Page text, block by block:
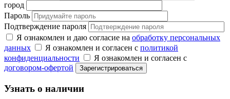
город
Пароль
Подтверждение пароля
Я ознакомлен и даю согласие на обработку персональных
данных
Я ознакомлен и согласен с политикой
конфиденциальности
Я ознакомлен и согласен с
договором-офертой
Узнать о наличии